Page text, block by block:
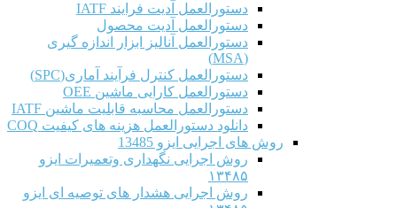
دستورالعمل آدیت فرایند IATF
دستورالعمل آدیت محصول
دستورالعمل آنالیز ابزار اندازه گیری
(MSA)
دستورالعمل کنترل فرآیند آماری(SPC)
دستورالعمل کارایی ماشین OEE
دستورالعمل محاسبه قابلیت ماشین IATF
دانلود دستورالعمل هزینه های کیفیت COQ
روش های اجرایی ایزو 13485
روش اجرایی نگهداری وتعمیرات ایزو
۱۳۴۸۵
روش اجرایی هشدار های توصیه ای ایزو